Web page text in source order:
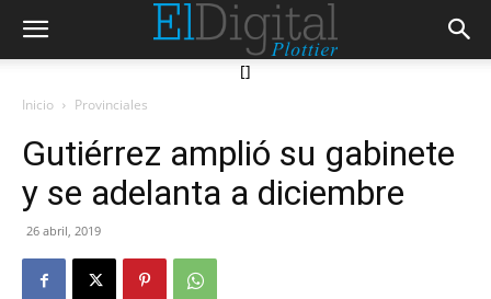
[]
Inicio Provinciales
Gutiérrez amplió su gabinete
y se adelanta a diciembre
26 abril, 2019